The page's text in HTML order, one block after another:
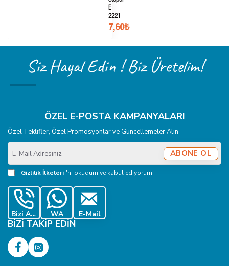
E
2221
7,60₺
Siz Hayal Edin ! Biz Üretelim!
ÖZEL E-POSTA KAMPANYALARI
Özel Teklifler, Özel Promosyonlar ve Güncellemeler Alın
E-
Mail
Adresiniz
ABONE OL
Gizlilik İlkeleri 'ni okudum ve kabul ediyorum.
Bizi Ara WA E-Mail
BIZI TAKIP EDIN